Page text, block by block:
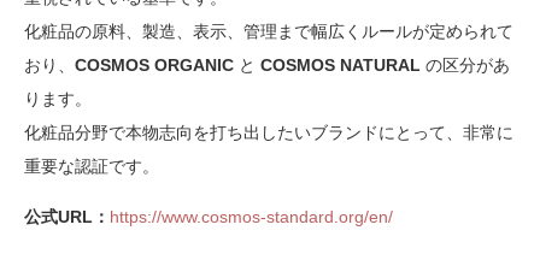
化粧品の原料、製造、表示、管理まで幅広くルールが定められて
おり、 COSMOS ORGANIC と COSMOS NATURAL の区分があ
ります。
化粧品分野で本物志向を打ち出したいブランドにとって、非常に
重要な認証です。
公式URL： https://www.cosmos-standard.org/en/